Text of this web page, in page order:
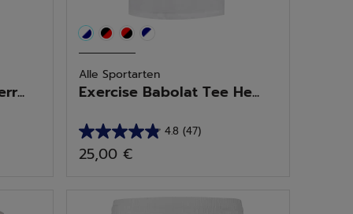
Alle Sportarten
Exercise Babolat Tee He...
4.8 (47)
4.8
von
Sternen.
25,00 €